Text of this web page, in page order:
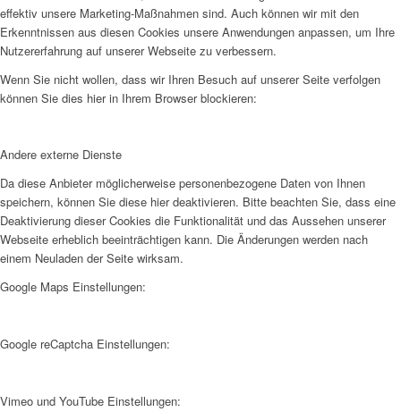
effektiv unsere Marketing-Maßnahmen sind. Auch können wir mit den
Erkenntnissen aus diesen Cookies unsere Anwendungen anpassen, um Ihre
Nutzererfahrung auf unserer Webseite zu verbessern.
Wenn Sie nicht wollen, dass wir Ihren Besuch auf unserer Seite verfolgen
können Sie dies hier in Ihrem Browser blockieren:
Andere externe Dienste
Da diese Anbieter möglicherweise personenbezogene Daten von Ihnen
speichern, können Sie diese hier deaktivieren. Bitte beachten Sie, dass eine
Deaktivierung dieser Cookies die Funktionalität und das Aussehen unserer
Webseite erheblich beeinträchtigen kann. Die Änderungen werden nach
einem Neuladen der Seite wirksam.
Google Maps Einstellungen:
Google reCaptcha Einstellungen:
Vimeo und YouTube Einstellungen: